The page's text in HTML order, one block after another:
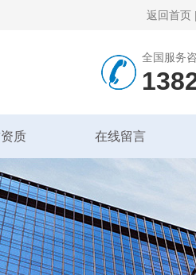
返回首页 |
全国服务
质 在线留言